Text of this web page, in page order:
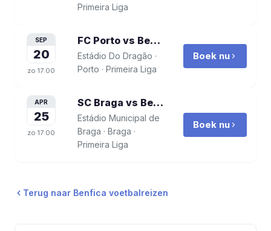
Primeira Liga
SEP
20
zo 17:00
FC Porto vs Benfica
Estádio Do Dragão ·
Porto · Primeira Liga
Boek nu
APR
25
zo 17:00
SC Braga vs Benfica
Estádio Municipal de
Braga · Braga ·
Primeira Liga
Boek nu
Terug naar Benfica voetbalreizen